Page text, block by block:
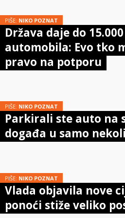
PIŠE: NIKO POZNAT
Država daje do
automobila: Evo tko
pravo na potporu
PIŠE: NIKO POZNAT
Parkirali ste auto na
događa u samo
PIŠE: NIKO POZNAT
Vlada objavila nove
ponoći stiže veliko